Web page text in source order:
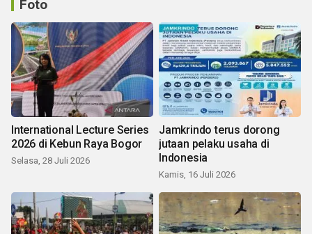
Foto
International Lecture Series
2026 di Kebun Raya Bogor
Selasa, 28 Juli 2026
Jamkrindo terus dorong
jutaan pelaku usaha di
Indonesia
Kamis, 16 Juli 2026